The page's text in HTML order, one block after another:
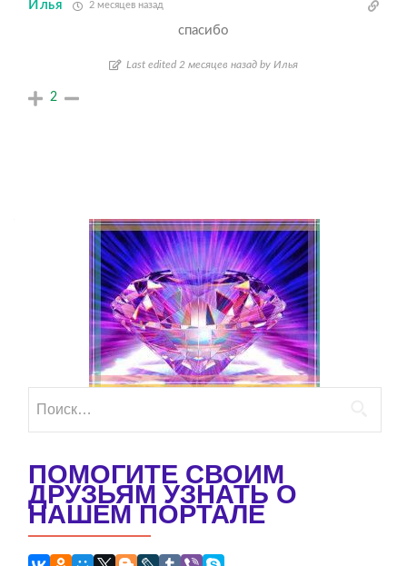
Илья 2 месяцев назад
спасибо
Last edited 2 месяцев назад by Илья
2
ПОМОГИТЕ СВОИМ
ДРУЗЬЯМ УЗНАТЬ О
НАШЕМ ПОРТАЛЕ